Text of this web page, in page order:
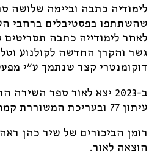
לימודיה כתבה וביימה שלושה
שהשתתפו בפסטיבלים ברחבי
לאחר לימודייה כתבה תסריטים
גשר והקרן החדשה לקולנוע
דוקומנטרי קצר שנתמך ע"י מפעל
ב-2023 יצא לאור ספר השירה
עיתון 77 ובעריכת המשוררת קמה שיר.
רומן הביכורים של שיר כהן ראה
הוצאה לאור.